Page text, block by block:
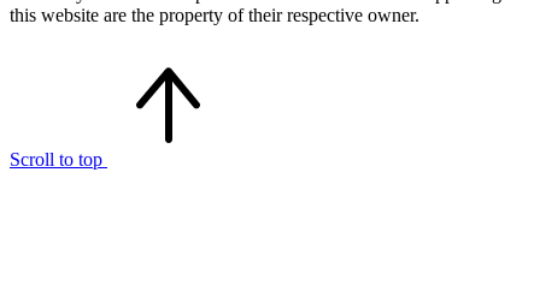
this website are the property of their respective owner.
Scroll to top